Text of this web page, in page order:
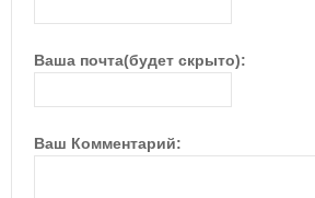
Ваша почта(будет скрыто):
Ваш Комментарий: